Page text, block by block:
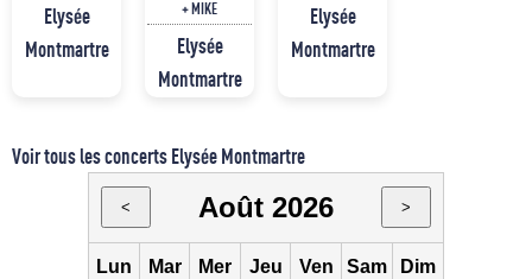
Elysée
Montmartre
+ MIKE
Elysée
Montmartre
Elysée
Montmartre
Voir tous les concerts Elysée Montmartre
< Août 2026 >
Lun Mar Mer Jeu Ven Sam Dim